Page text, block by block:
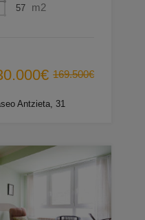
57 m2
169.500€
Antzieta, 31